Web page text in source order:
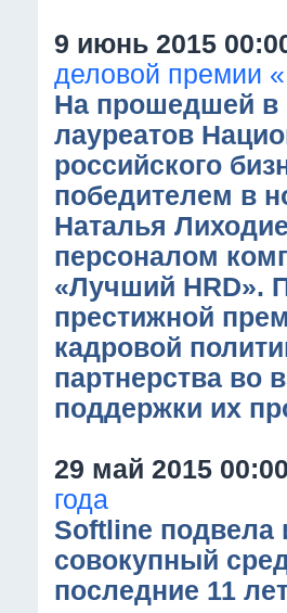
9 июнь 2015
деловой премии
На прошедшей в
лауреатов
российского
победителем в
Наталья
персоналом
«Лучший HRD».
престижной
кадровой
партнерства во
поддержки их
29 май 2015
года
Softline подвела
совокупный
последние 11